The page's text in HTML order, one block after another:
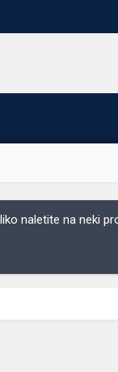
naletite na neki